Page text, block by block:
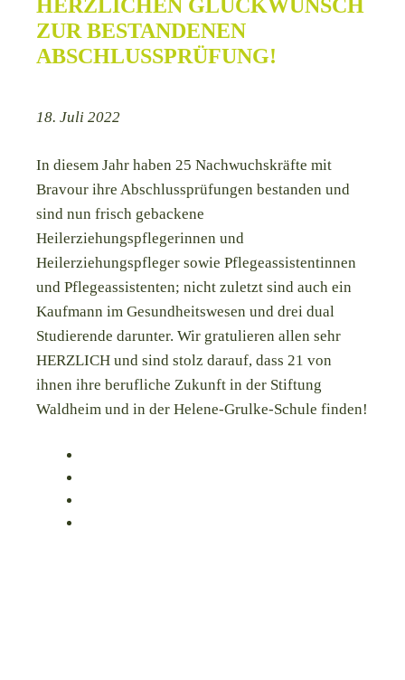
HERZLICHEN GLÜCKWUNSCH
ZUR BESTANDENEN
ABSCHLUSSPRÜFUNG!
18. Juli 2022
In diesem Jahr haben 25 Nachwuchskräfte mit
Bravour ihre Abschlussprüfungen bestanden und
sind nun frisch gebackene
Heilerziehungspflegerinnen und
Heilerziehungspfleger sowie Pflegeassistentinnen
und Pflegeassistenten; nicht zuletzt sind auch ein
Kaufmann im Gesundheitswesen und drei dual
Studierende darunter. Wir gratulieren allen sehr
HERZLICH und sind stolz darauf, dass 21 von
ihnen ihre berufliche Zukunft in der Stiftung
Waldheim und in der Helene-Grulke-Schule finden!